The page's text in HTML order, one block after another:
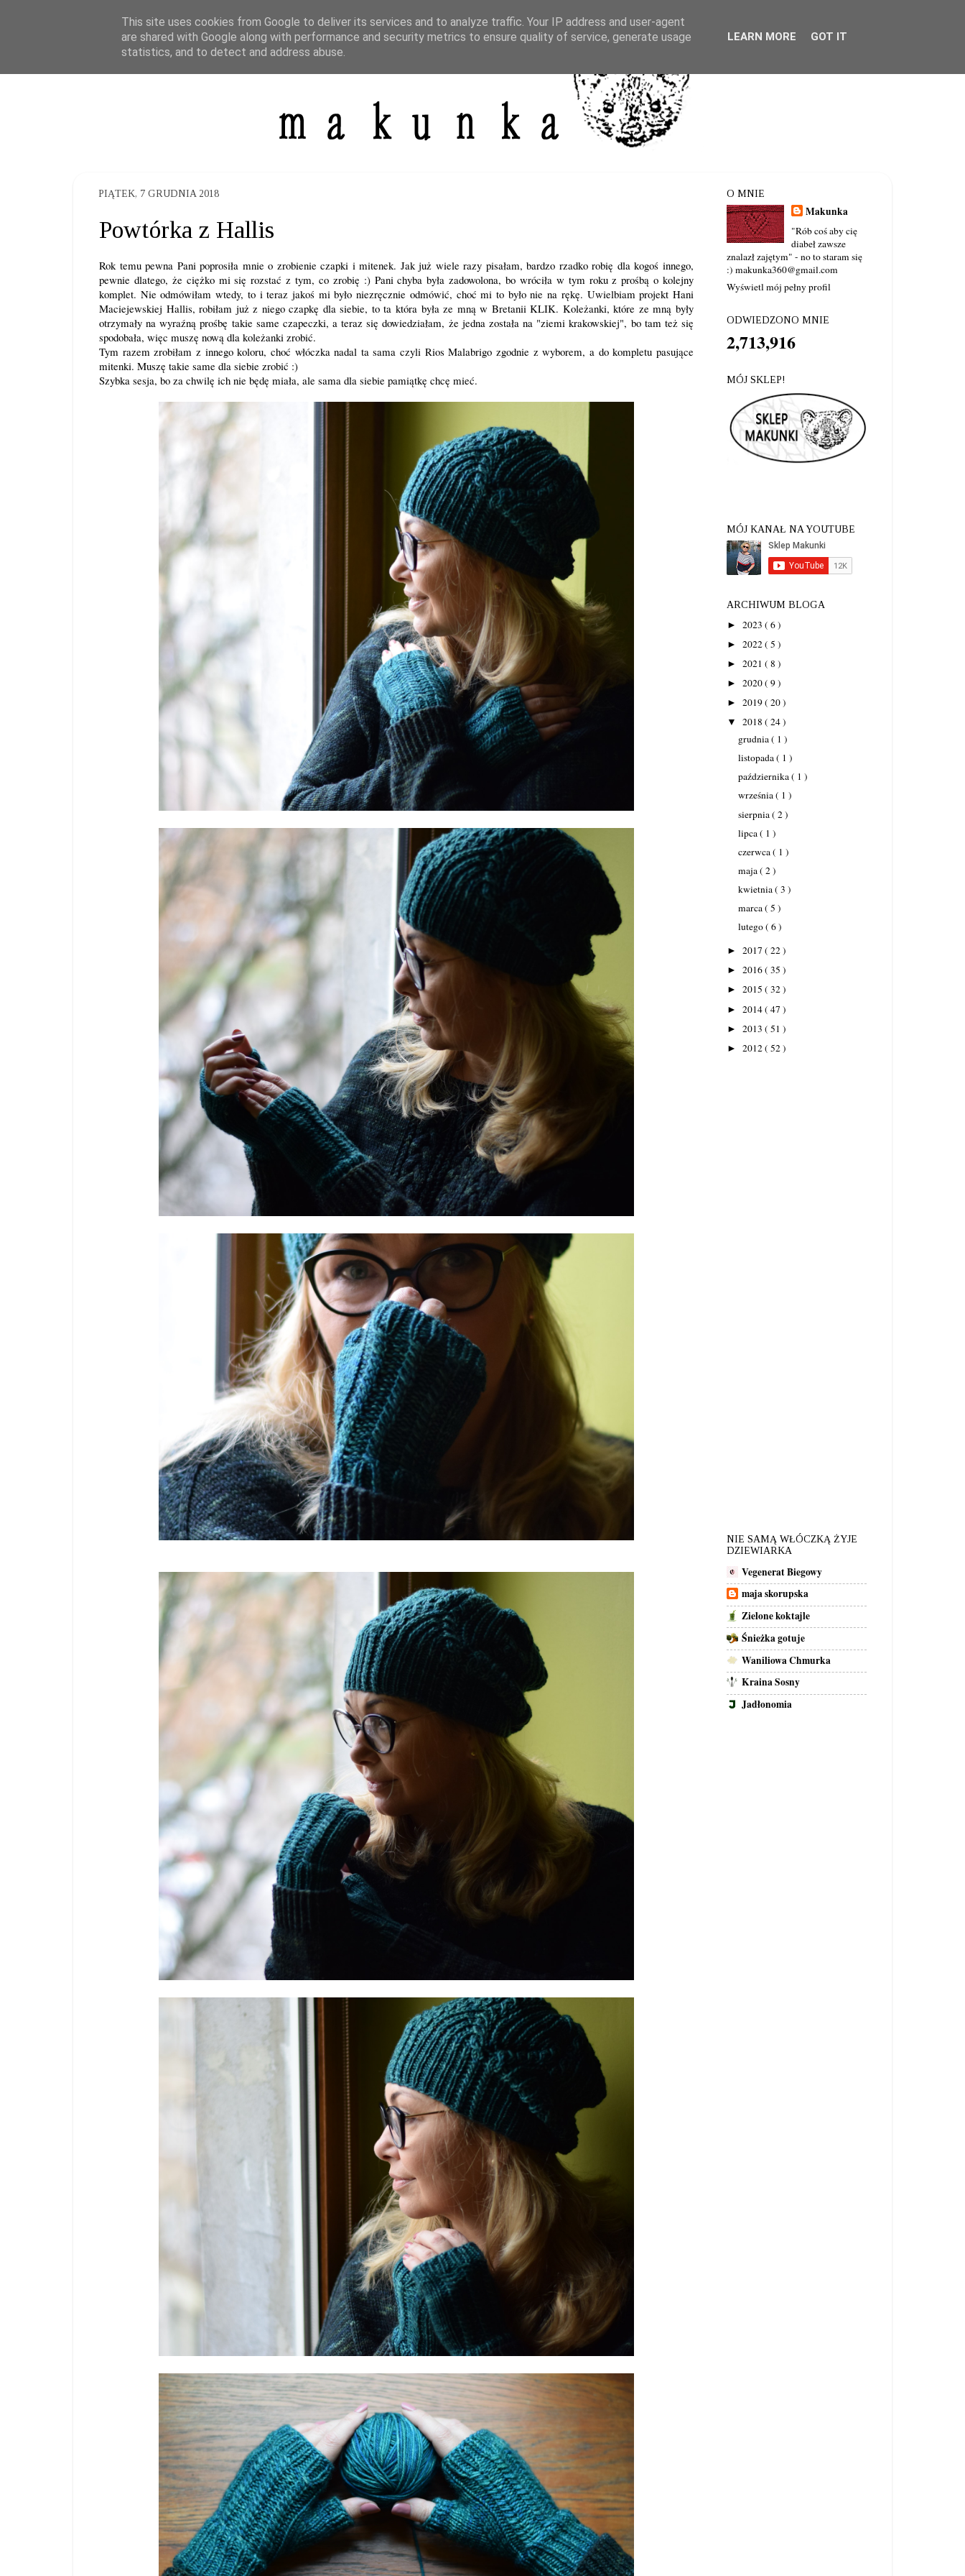
PIĄTEK, 7 GRUDNIA 2018
Powtórka z Hallis
Rok temu pewna Pani poprosiła mnie o zrobienie czapki i mitenek. Jak już wiele razy pisałam, bardzo rzadko robię dla kogoś innego,
pewnie dlatego, że ciężko mi się rozstać z tym, co zrobię :) Pani chyba była zadowolona, bo wróciła w tym roku z prośbą o kolejny
komplet. Nie odmówiłam wtedy, to i teraz jakoś mi było niezręcznie odmówić, choć mi to było nie na rękę. Uwielbiam projekt Hani
Maciejewskiej Hallis, robiłam już z niego czapkę dla siebie, to ta która była ze mną w BretaniiKLIK. Koleżanki, które ze mną były
otrzymały na wyraźną prośbę takie same czapeczki, a teraz się dowiedziałam, że jedna została na "ziemi krakowskiej", bo tam też się
spodobała, więc muszę nową dla koleżanki zrobić.
Tym razem zrobiłam z innego koloru, choć włóczka nadal ta sama czyli Rios Malabrigo zgodnie z wyborem, a do kompletu pasujące
mitenki. Muszę takie same dla siebie zrobić :)
Szybka sesja, bo za chwilę ich nie będę miała, ale sama dla siebie pamiątkę chcę mieć.
O MNIE
Makunka
"Rób coś aby cię
diabeł zawsze
znalazł zajętym" - no to staram się
:) makunka360@gmail.com
Wyświetl mój pełny profil
ODWIEDZONO MNIE
2,713,916
MÓJ SKLEP!
MÓJ KANAŁ NA YOUTUBE
ARCHIWUM BLOGA
► 2023 ( 6 )
► 2022( 5 )
► 2021 ( 8 )
► 2020( 9 )
► 2019( 20 )
▼ 2018 ( 24 )
grudnia( 1 )
listopada( 1 )
października( 1 )
września( 1 )
sierpnia( 2 )
lipca( 1 )
czerwca( 1 )
maja( 2 )
kwietnia( 3 )
marca( 5 )
lutego( 6 )
► 2017 ( 22 )
► 2016( 35 )
► 2015 ( 32 )
► 2014( 47 )
► 2013 ( 51 )
► 2012( 52 )
NIE SAMĄ WŁÓCZKĄ ŻYJE
DZIEWIARKA
Vegenerat Biegowy
maja skorupska
Zielone koktajle
Śnieżka gotuje
Waniliowa Chmurka
Kraina Sosny
Jadłonomia
This site uses cookies from Google to deliver its services and to analyze traffic. Your IP address and user-agent
are shared with Google along with performance and security metrics to ensure quality of service, generate usage
statistics, and to detect and address abuse.
LEARN MORE GOT IT